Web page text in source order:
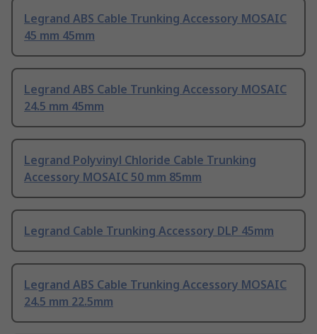
Legrand ABS Cable Trunking Accessory MOSAIC
45 mm 45mm
Legrand ABS Cable Trunking Accessory MOSAIC
24.5 mm 45mm
Legrand Polyvinyl Chloride Cable Trunking
Accessory MOSAIC 50 mm 85mm
Legrand Cable Trunking Accessory DLP 45mm
Legrand ABS Cable Trunking Accessory MOSAIC
24.5 mm 22.5mm